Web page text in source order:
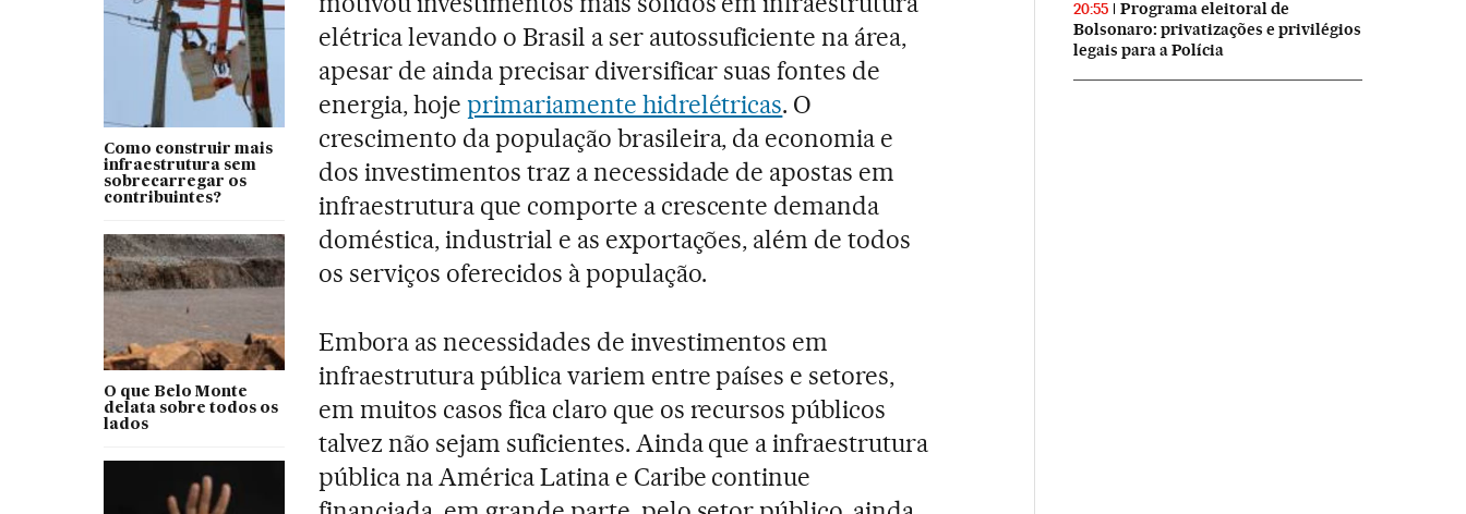
Como construir mais
infraestrutura sem
sobrecarregar os
contribuintes?
O que Belo Monte
delata sobre todos os
lados
elétrica levando o Brasil a ser autossuficiente na área,
apesar de ainda precisar diversificar suas fontes de
energia, hoje primariamente hidrelétricas. O
crescimento da população brasileira, da economia e
dos investimentos traz a necessidade de apostas em
infraestrutura que comporte a crescente demanda
doméstica, industrial e as exportações, além de todos
os serviços oferecidos à população.
Embora as necessidades de investimentos em
infraestrutura pública variem entre países e setores,
em muitos casos fica claro que os recursos públicos
talvez não sejam suficientes. Ainda que a infraestrutura
pública na América Latina e Caribe continue
20:55
Programa eleitoral de
Bolsonaro: privatizações e privilégios
legais para a Polícia